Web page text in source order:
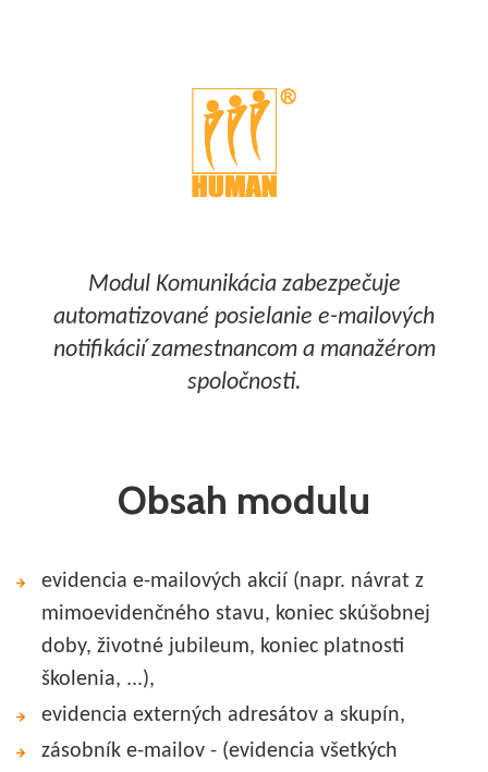
Modul Komunikácia zabezpečuje
automatizované posielanie e-mailových
notifikácií zamestnancom a manažérom
spoločnosti.
Obsah modulu
evidencia e-mailových akcií (napr. návrat z
mimoevidenčného stavu, koniec skúšobnej
doby, životné jubileum, koniec platnosti
školenia, ...),
evidencia externých adresátov a skupín,
zásobník e-mailov - (evidencia všetkých